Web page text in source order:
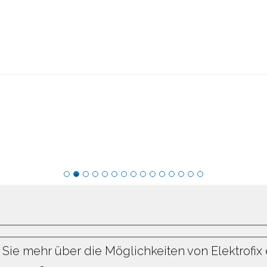
mehr über die Möglichkeiten von Elektrofix